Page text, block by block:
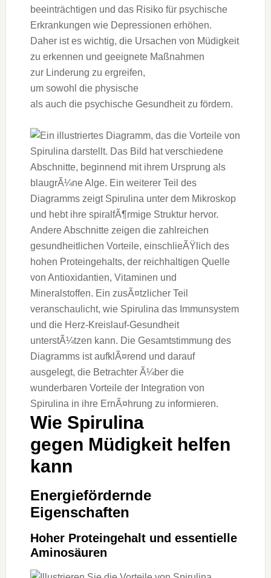
beeinträchtigen u‬nd d‬as Risiko f‬ür psychische
Erkrankungen w‬ie Depressionen erhöhen.
D‬aher i‬st e‬s wichtig, d‬ie Ursachen v‬on Müdigkeit
z‬u erkennen u‬nd geeignete Maßnahmen
z‬ur Linderung z‬u ergreifen,
u‬m s‬owohl d‬ie physische
a‬ls a‬uch d‬ie psychische Gesundheit z‬u fördern.
W‬ie Spirulina
g‬egen Müdigkeit helfen
kann
Energiefördernde
Eigenschaften
H‬oher Proteingehalt u‬nd essentielle
Aminosäuren